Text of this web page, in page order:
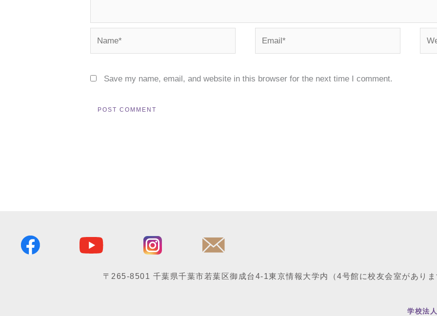
Save my name, email, and website in this browser for the next time I comment.
〒265-8501 千葉県千葉市若葉区御成台4-1東京情報大学内 （4号館に校友会室があり
学校法